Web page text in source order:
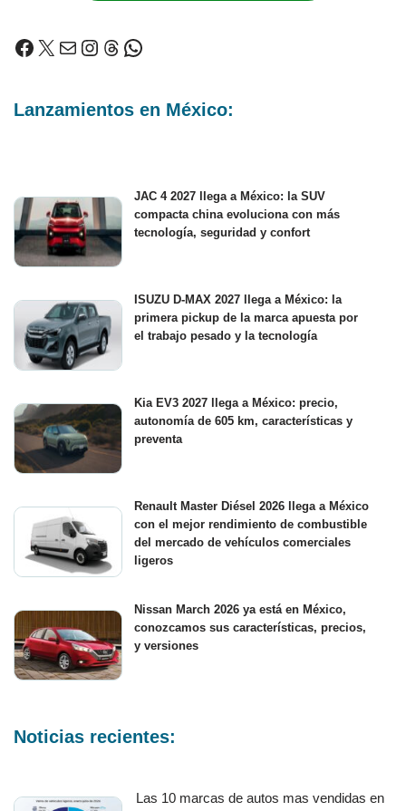
Lanzamientos en México:
JAC 4 2027 llega a México: la SUV
compacta china evoluciona con más
tecnología, seguridad y confort
ISUZU D-MAX 2027 llega a México: la
primera pickup de la marca apuesta por
el trabajo pesado y la tecnología
Kia EV3 2027 llega a México: precio,
autonomía de 605 km, características y
preventa
Renault Master Diésel 2026 llega a México
con el mejor rendimiento de combustible
del mercado de vehículos comerciales
ligeros
Nissan March 2026 ya está en México,
conozcamos sus características, precios,
y versiones
Noticias recientes:
Las 10 marcas de autos mas vendidas en